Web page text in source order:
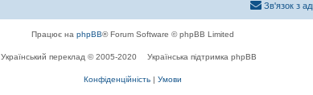
Зв'язок з
Працює на phpBB® Forum Software © phpBB Limited
Український переклад © 2005-2020 Українська підтримка phpBB
Конфіденційність | Умови